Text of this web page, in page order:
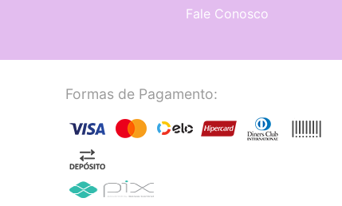
Fale Conosco
Formas de Pagamento: